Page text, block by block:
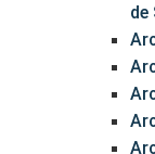
de